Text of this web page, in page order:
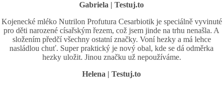
Gabriela | Testuj.to
Kojenecké mléko Nutrilon Profutura Cesarbiotik je speciálně vyvinuté
pro děti narozené císařským řezem, což jsem jinde na trhu nenašla. A
složením předčí všechny ostatní značky. Voní hezky a má lehce
nasládlou chuť. Super praktický je nový obal, kde se dá odměrka
hezky uložit. Jinou značku už nepoužíváme.
Helena | Testuj.to